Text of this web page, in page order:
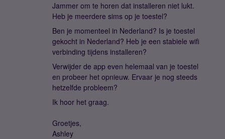
Jammer om te horen dat installeren niet lukt.
Heb je meerdere sims op je toestel?
Ben je momenteel in Nederland? Is je toestel
gekocht in Nederland? Heb je een stabiele wifi
verbinding tijdens installeren?
Verwijder de app even helemaal van je toestel
en probeer het opnieuw. Ervaar je nog steeds
hetzelfde probleem?
Ik hoor het graag.
Groetjes,
Ashley